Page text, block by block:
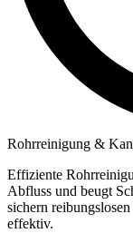
Rohrreinigung &
Effiziente
Abfluss und beugt
sichern
effektiv.